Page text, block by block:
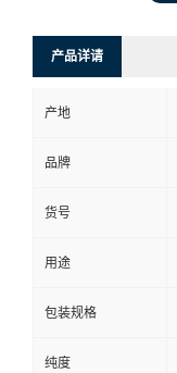
式
在
线
留
产品详请
产地
品牌
货号
用途
包装规格
纯度